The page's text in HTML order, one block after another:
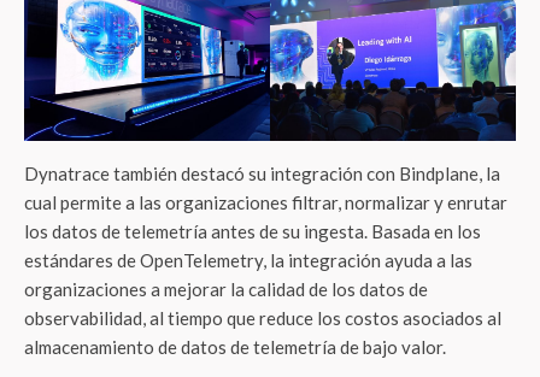
Dynatrace también destacó su integración con Bindplane, la
cual permite a las organizaciones filtrar, normalizar y enrutar
los datos de telemetría antes de su ingesta. Basada en los
estándares de OpenTelemetry, la integración ayuda a las
organizaciones a mejorar la calidad de los datos de
observabilidad, al tiempo que reduce los costos asociados al
almacenamiento de datos de telemetría de bajo valor.